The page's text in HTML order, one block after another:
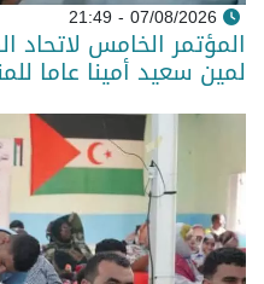
07/08/2026 - 21:49
المؤتمر الخامس لاتحاد
لمين سعيد أمينا عاما